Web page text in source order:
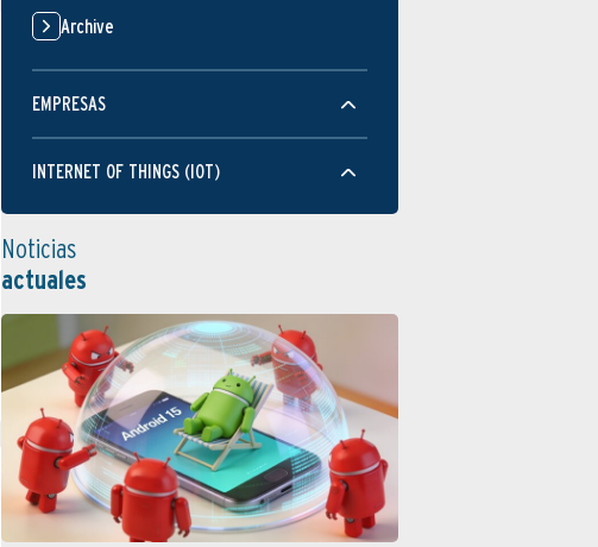
Archive
EMPRESAS
INTERNET OF THINGS (IOT)
Noticias
actuales